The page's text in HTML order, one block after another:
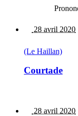
28 avril 2020
(Le Haillan)
Courtade
28 avril 2020